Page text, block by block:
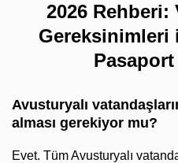
2026 Rehberi:
Gereksinimleri
Avusturyalı
alması gerekiyor mu?
Evet. Tüm Avusturyalı